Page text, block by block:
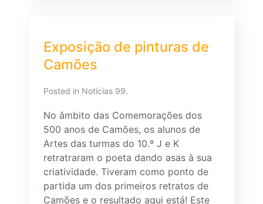
Exposição de pinturas de
Camões
Posted in Notícias 99.
No âmbito das Comemorações dos
500 anos de Camões, os alunos de
Artes das turmas do 10.º J e K
retratraram o poeta dando asas à sua
criatividade. Tiveram como ponto de
partida um dos primeiros retratos de
Camões e o resultado aqui está! Este